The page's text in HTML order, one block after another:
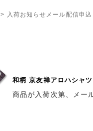
> 入荷お知らせメール配信申込
和柄 京友禅アロハシャ
商品が入荷次第、メー